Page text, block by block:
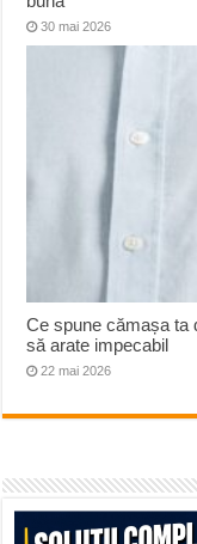
30 mai 2026
Ce spune cămașa ta
să arate impecabil
22 mai 2026